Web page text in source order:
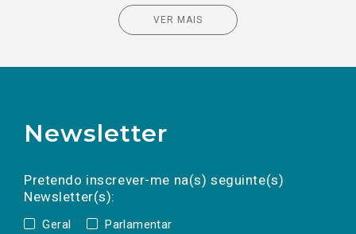
VER MAIS
Newsletter
Pretendo inscrever-me na(s) seguinte(s)
Newsletter(s):
Geral Parlamentar
a(s) newsletter(s).
mail